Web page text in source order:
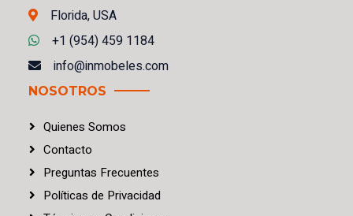
Florida, USA
+1 (954) 459 1184
info@inmobeles.com
NOSOTROS
Quienes Somos
Contacto
Preguntas Frecuentes
Políticas de Privacidad